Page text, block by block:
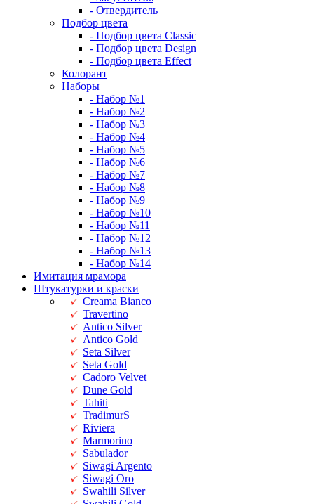
- Отвердитель
Подбор цвета
- Подбор цвета Classic
- Подбор цвета Design
- Подбор цвета Effect
Колорант
Наборы
- Набор №1
- Набор №2
- Набор №3
- Набор №4
- Набор №5
- Набор №6
- Набор №7
- Набор №8
- Набор №9
- Набор №10
- Набор №11
- Набор №12
- Набор №13
- Набор №14
Имитация мрамора
Штукатурки и краски
Creama Bianco
Travertino
Antico Silver
Antico Gold
Seta Silver
Seta Gold
Cadoro Velvet
Dune Gold
Tahiti
TradimurS
Riviera
Marmorino
Sabulador
Siwagi Argento
Siwagi Oro
Swahili Silver